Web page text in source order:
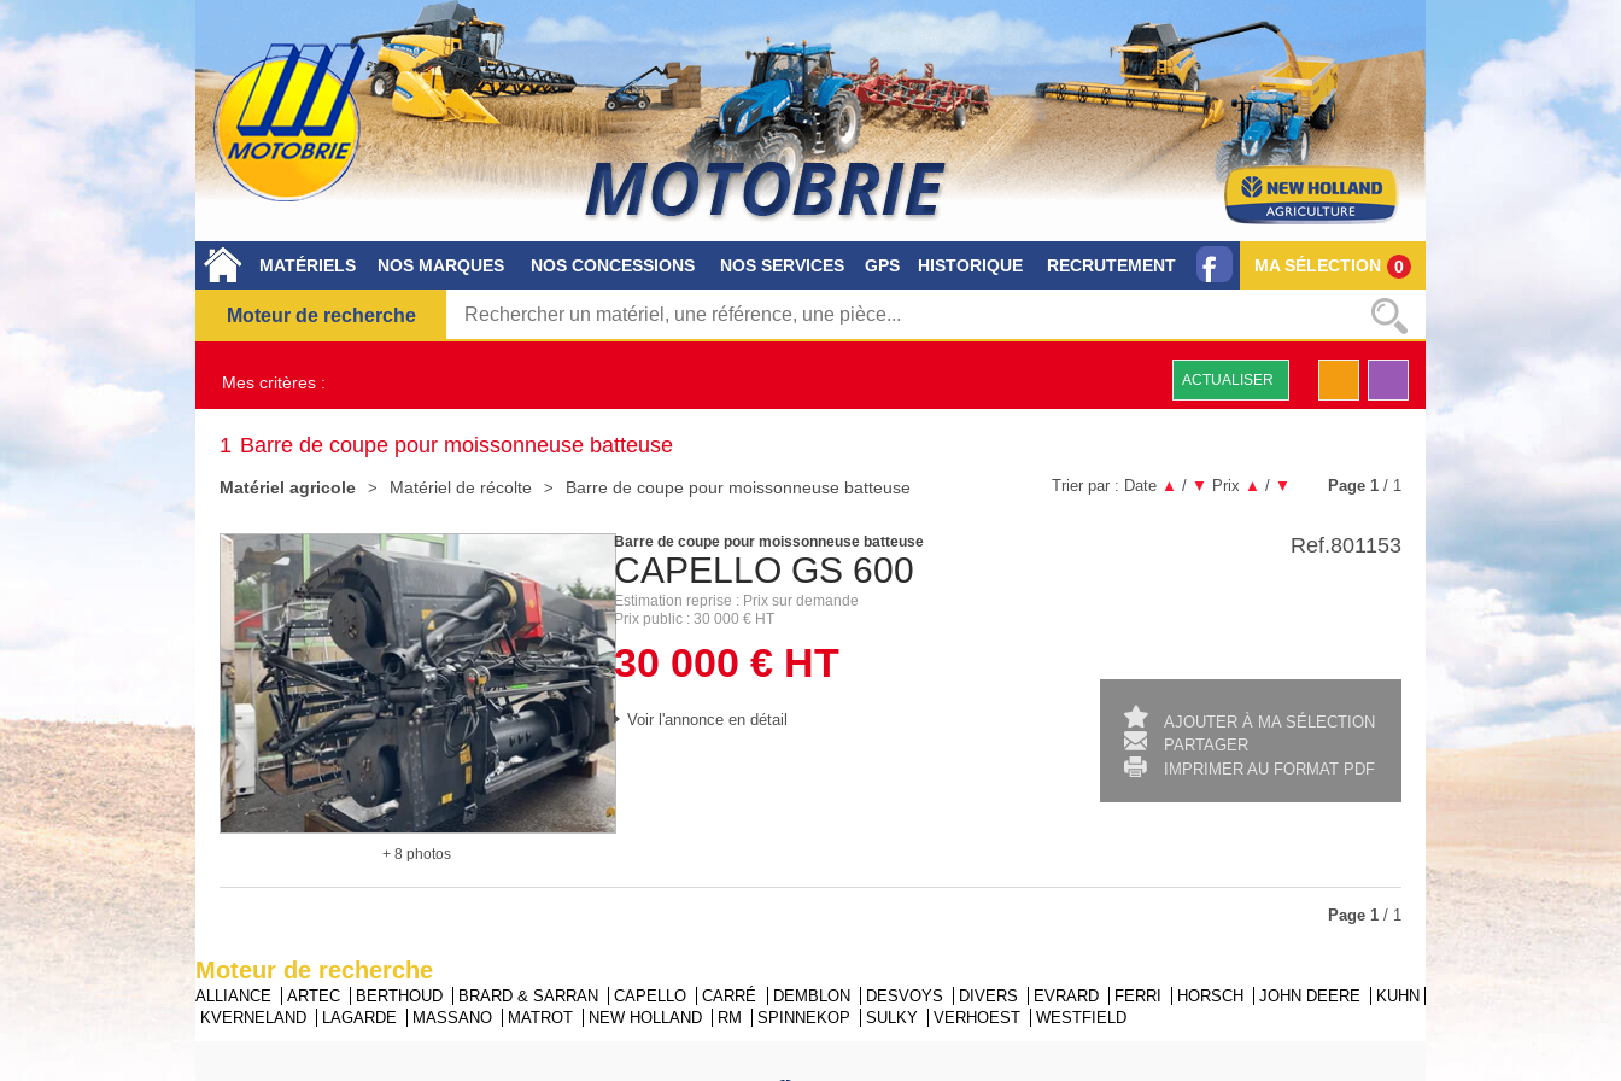
MATÉRIELS NOS MARQUES NOS CONCESSIONS NOS SERVICES GPS HISTORIQUE RECRUTEMENT MA SÉLECTION 0
Moteur de recherche
Mes critères : ACTUALISER
Matériel agricole Matériel de récolte Barre de coupe pour moissonneuse batteuse
1 Barre de coupe pour moissonneuse batteuse
Trier par : Date ▲ / ▼ Prix ▲ / ▼ Page 1 / 1
+ 8 photos
CAPELLO GS 600
Barre de coupe pour moissonneuse batteuse
Estimation reprise
Prix sur demande
Prix public
30 000 € HT
30 000 € HT
Voir l'annonce en détail
Ref.801153
AJOUTER À MA SÉLECTION
PARTAGER
IMPRIMER AU FORMAT PDF
Page 1 / 1
Moteur de recherche
ALLIANCE ARTEC BERTHOUD BRARD & SARRAN CAPELLO CARRÉ DEMBLON DESVOYS DIVERS EVRARD FERRI HORSCH JOHN DEERE
KUHN
KVERNELAND
LAGARDE MASSANO MATROT NEW HOLLAND RM SPINNEKOP SULKY VERHOEST WESTFIELD